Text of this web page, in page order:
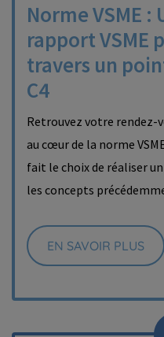
Norme VSME :
rapport VSME
travers un
C4
Retrouvez votre rendez-
au cœur de la norme
fait le choix de réaliser
les concepts
EN SAVOIR PLUS